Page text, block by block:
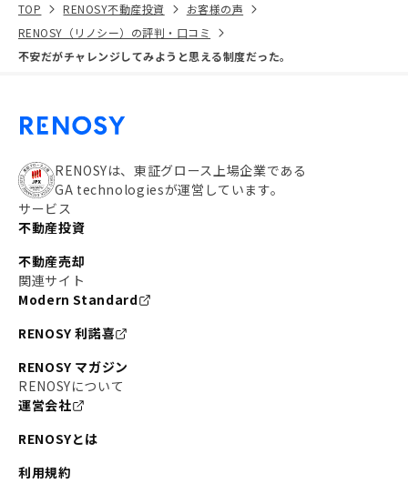
TOP RENOSY不動産投資
お客様の声
RENOSY（リノシー）の評判・口コミ
不安だがチャレンジしてみようと思える制度だった。
RENOSYは、東証グロース上場企業である
GA technologiesが運営しています。
サービス
不動産投資
不動産売却
関連サイト
Modern Standard
RENOSY 利諾喜
RENOSY マガジン
RENOSYについて
運営会社
RENOSYとは
利用規約